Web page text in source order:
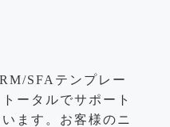
SFAテンプレー
ータルでサポート
ます。お客様のニ